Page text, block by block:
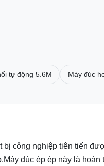
tự động 5.6M Máy đúc
bị công nghiệp tiên tiến
đúc ép ép này là